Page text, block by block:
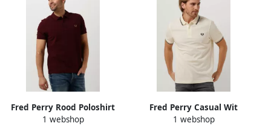
Fred Perry Rood Poloshirt
met korte mouwen Red
1 webshop
Fred Perry Casual Wit
Gestreepte Kip Tote Tas
1 webshop